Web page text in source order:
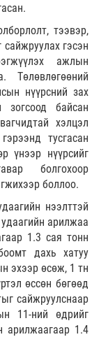
тээвэр,
гэсэн
ажлын
Төлөвлөгөөний
нүүрсний зах
зогсоод байсан
хэлцэл
тусгасан
үнээр нүүрсийг
болгохоор
боллоо.
нээлттэй
арилжаа
1.3 сая тонн
дахь хатуу
эхээр өсөж, 1 тн
өссөн бөгөөд
сайжруулснаар
11-ний өдрийг
арилжаагаар 1.4